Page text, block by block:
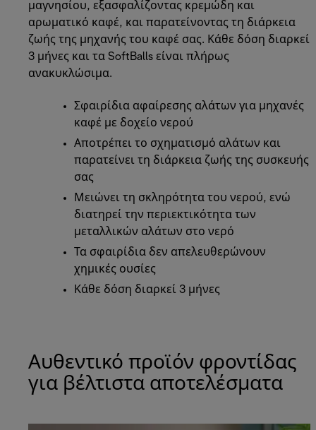
μαγνησίου, εξασφαλίζοντας κρεμώδη και
αρωματικό καφέ, και παρατείνοντας τη διάρκεια
ζωής της μηχανής του καφέ σας. Κάθε δόση διαρκεί
3 μήνες και τα SoftBalls είναι πλήρως
ανακυκλώσιμα.
Σφαιρίδια αφαίρεσης αλάτων για μηχανές
καφέ με δοχείο νερού
Αποτρέπει το σχηματισμό αλάτων και
παρατείνει τη διάρκεια ζωής της συσκευής
σας
Μειώνει τη σκληρότητα του νερού, ενώ
διατηρεί την περιεκτικότητα των
μεταλλικών αλάτων στο νερό
Τα σφαιρίδια δεν απελευθερώνουν
χημικές ουσίες
Κάθε δόση διαρκεί 3 μήνες
Αυθεντικό προϊόν φροντίδας
για βέλτιστα αποτελέσματα